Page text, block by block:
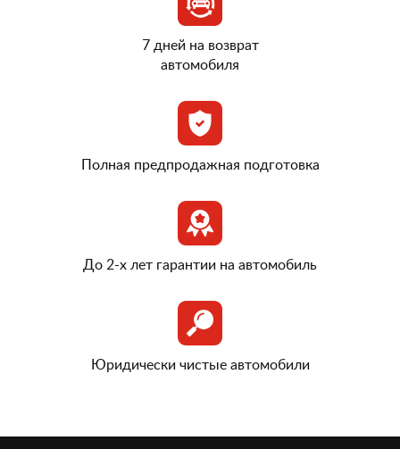
7 дней на возврат
автомобиля
Полная предпродажная подготовка
До 2-х лет гарантии на автомобиль
Юридически чистые автомобили